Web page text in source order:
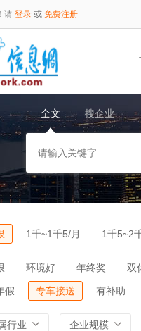
请 登录 或 免费注册
全文 搜企业
1千~1千5/月 1千5~2
环境好 年终奖 双
假 专车接送 有补助
行业 企业规模